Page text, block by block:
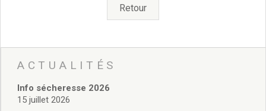
Pour venir nous voir
administratives
Services Techniques
Affaires Scolaires
Vie associative
Retour
ACTUALITÉS
Info sécheresse 2026
15 juillet 2026